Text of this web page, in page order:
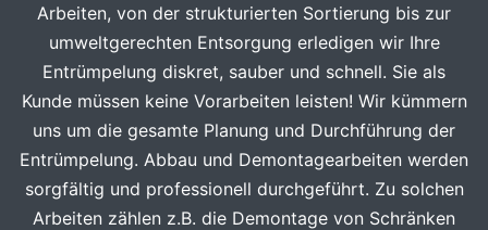
Arbeiten, von der strukturierten Sortierung bis zur
umweltgerechten Entsorgung erledigen wir Ihre
Entrümpelung diskret, sauber und schnell. Sie als
Kunde müssen keine Vorarbeiten leisten! Wir kümmern
uns um die gesamte Planung und Durchführung der
Entrümpelung. Abbau und Demontagearbeiten werden
sorgfältig und professionell durchgeführt. Zu solchen
Arbeiten zählen z.B. die Demontage von Schränken